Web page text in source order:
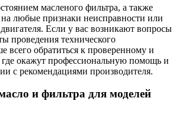
масленого фильтра, а также
любые признаки неисправности или
Если у вас возникают вопросы
проведения технического
всего обратиться к проверенному и
окажут профессиональную помощь и
с рекомендациями производителя.
и фильтра для моделей